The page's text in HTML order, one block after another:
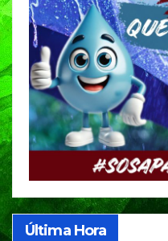
Última Hora